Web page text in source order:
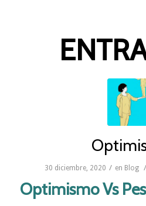
30 diciembre, 2020 / en Blog /
Optimismo Vs